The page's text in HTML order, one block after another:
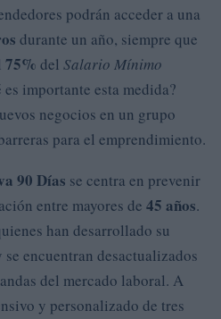
podrán acceder a una
durante un año, siempre que
75% del Salario Mínimo
es importante esta medida?
negocios en un grupo
para el emprendimiento.
90 Días se centra en prevenir
entre mayores de 45 años.
han desarrollado su
encuentran desactualizados
del mercado laboral. A
y personalizado de tres